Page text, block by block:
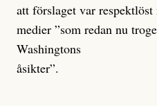
att förslaget var
medier ”som redan nu
Washingtons
åsikter”.